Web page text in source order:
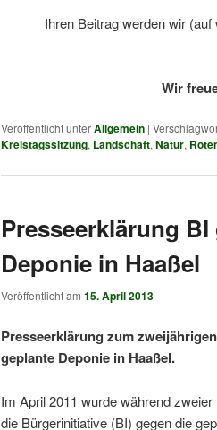
Ihren Beitrag werden wir
Wir
Veröffentlicht unterAllgemein |
Kreistagssitzung, Landschaft, Natur,
Presseerklärung
Deponie in Haaßel
Veröffentlicht am 15. April 2013
Presseerklärung zum
geplante Deponie in Haaßel.
Im April 2011 wurde während
die Bürgerinitiative (BI) gegen die